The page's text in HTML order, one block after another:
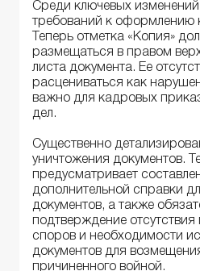
Среди ключевых изменений
требований к оформлению
Теперь отметка «Копия»
размещаться в правом
листа документа. Ее
расцениваться как
важно для кадровых
дел.
Существенно
уничтожения документов.
предусматривает
дополнительной справки
документов, а также
подтверждение
споров и необходимости
документов для
причиненного войной.